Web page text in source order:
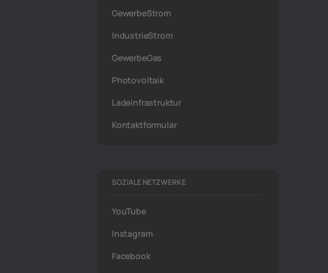
GewerbeStrom
IndustrieStrom
GewerbeGas
Photovoltaik
Ladeinfrastruktur
Kontaktformular
SOZIALE NETZWERKE
YouTube
Instagram
Facebook